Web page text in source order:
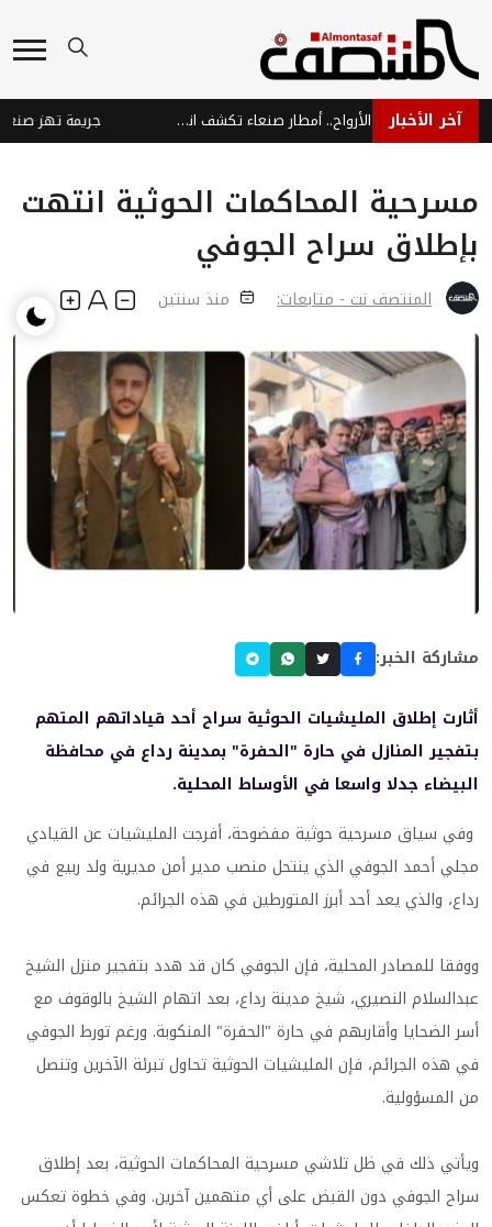
آخر الأخبار إهمال الحوثيين يحصد الأرواح.. أمطار صنعاء تكشف انهيار الخدمات
مسرحية المحاكمات الحوثية انتهت
بإطلاق سراح الجوفي
المنتصف نت - متابعات: منذ سنتين
مشاركة الخبر:
أثارت إطلاق المليشيات الحوثية سراح أحد قياداتهم المتهم
بتفجير المنازل في حارة "الحفرة" بمدينة رداع في محافظة
البيضاء جدلا واسعا في الأوساط المحلية.
وفي سياق مسرحية حوثية مفضوحة، أفرجت المليشيات عن القيادي
مجلي أحمد الجوفي الذي ينتحل منصب مدير أمن مديرية ولد ربيع في
رداع، والذي يعد أحد أبرز المتورطين في هذه الجرائم.
ووفقا للمصادر المحلية، فإن الجوفي كان قد هدد بتفجير منزل الشيخ
عبدالسلام النصيري، شيخ مدينة رداع، بعد اتهام الشيخ بالوقوف مع
أسر الضحايا وأقاربهم في حارة "الحفرة" المنكوبة. ورغم تورط الجوفي
في هذه الجرائم، فإن المليشيات الحوثية تحاول تبرئة الآخرين وتنصل
من المسؤولية.
ويأتي ذلك في ظل تلاشي مسرحية المحاكمات الحوثية، بعد إطلاق
سراح الجوفي دون القبض على أي متهمين آخرين. وفي خطوة تعكس